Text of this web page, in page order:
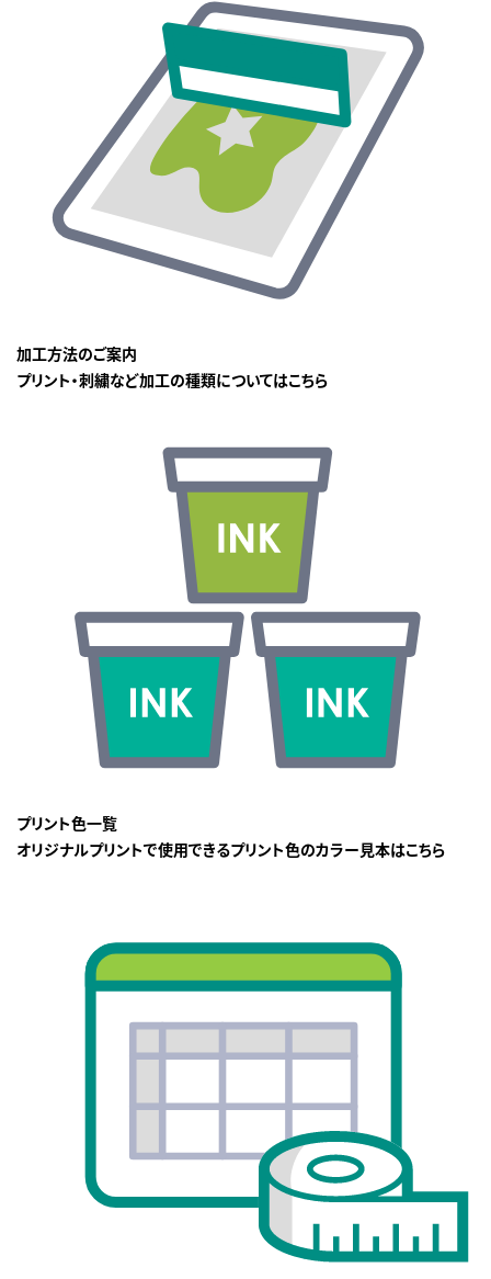
加工方法のご案内
プリント・刺繍など加工の種類についてはこちら
プリント色一覧
オリジナルプリントで使用できるプリント色のカラー見本はこちら